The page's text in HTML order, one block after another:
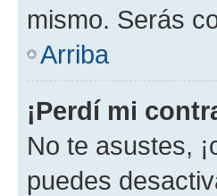
mismo. Serás
Arriba
¡Perdí mi
No te asustes,
puedes